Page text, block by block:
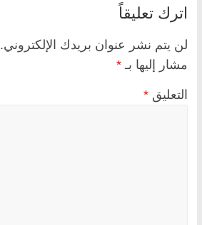
اترك تعليقاً
لن يتم نشر عنوان بريدك الإلكتروني.
مشار إليها بـ *
التعليق *